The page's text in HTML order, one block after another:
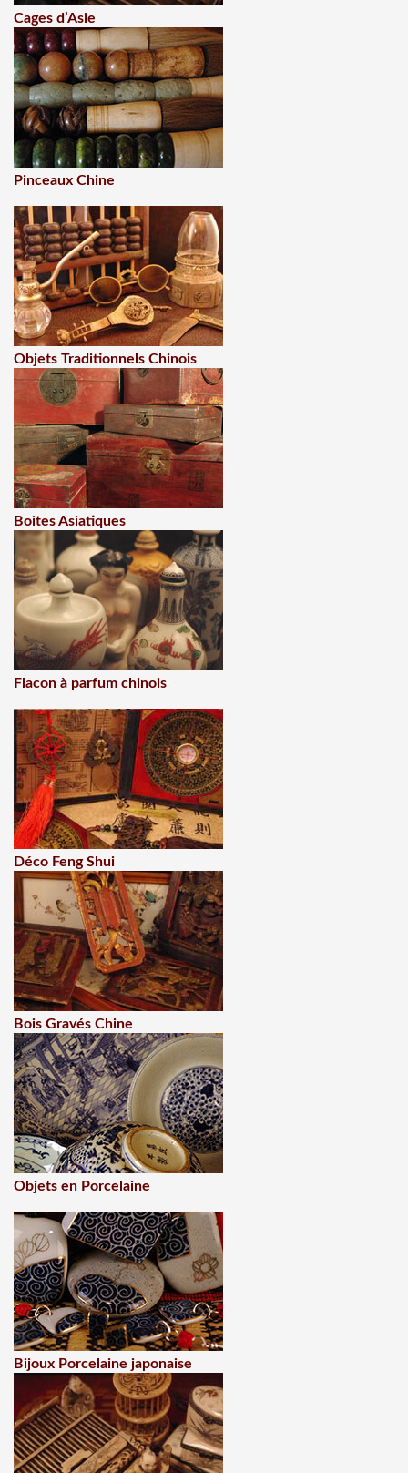
Cages d’Asie
Pinceaux Chine
Objets Traditionnels Chinois
Boites Asiatiques
Flacon à parfum chinois
Déco Feng Shui
Bois Gravés Chine
Objets en Porcelaine
Bijoux Porcelaine japonaise